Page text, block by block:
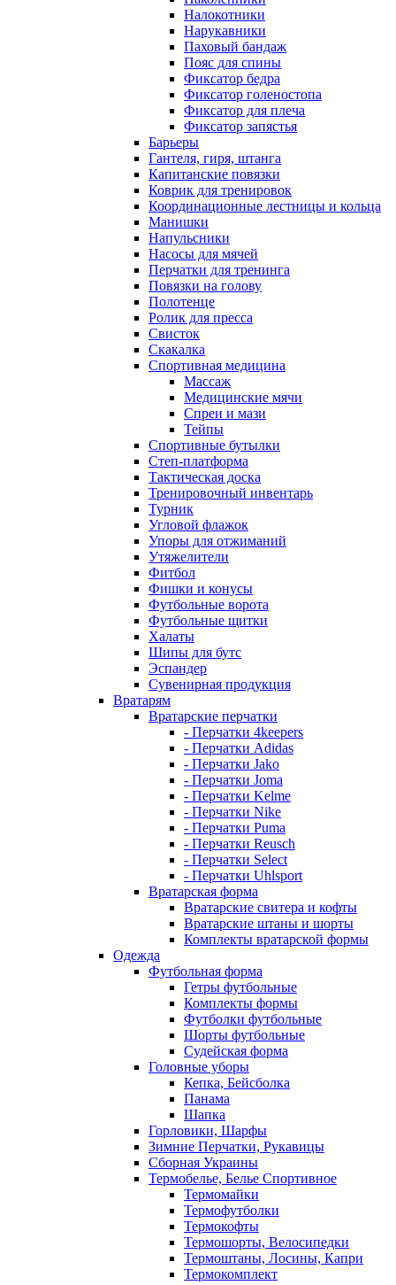
Налокотники
Нарукавники
Паховый бандаж
Пояс для спины
Фиксатор бедра
Фиксатор голеностопа
Фиксатор для плеча
Фиксатор запястья
Барьеры
Гантеля, гиря, штанга
Капитанские повязки
Коврик для тренировок
Координационные лестницы и кольца
Манишки
Напульсники
Насосы для мячей
Перчатки для тренинга
Повязки на голову
Полотенце
Ролик для пресса
Свисток
Скакалка
Спортивная медицина
Массаж
Медицинские мячи
Спреи и мази
Тейпы
Спортивные бутылки
Степ-платформа
Тактическая доска
Тренировочный инвентарь
Турник
Угловой флажок
Упоры для отжиманий
Утяжелители
Фитбол
Фишки и конусы
Футбольные ворота
Футбольные щитки
Халаты
Шипы для бутс
Эспандер
Сувенирная продукция
Вратарям
Вратарские перчатки
- Перчатки 4keepers
- Перчатки Adidas
- Перчатки Jako
- Перчатки Joma
- Перчатки Kelme
- Перчатки Nike
- Перчатки Puma
- Перчатки Reusch
- Перчатки Select
- Перчатки Uhlsport
Вратарская форма
Вратарские свитера и кофты
Вратарские штаны и шорты
Комплекты вратарской формы
Одежда
Футбольная форма
Гетры футбольные
Комплекты формы
Футболки футбольные
Шорты футбольные
Судейская форма
Головные уборы
Кепка, Бейсболка
Панама
Шапка
Горловики, Шарфы
Зимние Перчатки, Рукавицы
Сборная Украины
Термобелье, Белье Спортивное
Термомайки
Термофутболки
Термокофты
Термошорты, Велосипедки
Термоштаны, Лосины, Капри
Термокомплект